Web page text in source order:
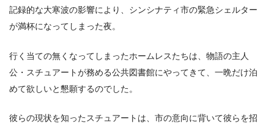
＼＼31日間無料!!お試し解約もOK／／
今すぐ無料でU-NEXTで見る
記録的な大寒波の影響により、シンシナティ市の緊急シェルター
が満杯になってしまった夜。
行く当ての無くなってしまったホームレスたちは、物語の主人
公・スチュアートが務める公共図書館にやってきて、一晩だけ泊
めて欲しいと懇願するのでした。
彼らの現状を知ったスチュアートは、市の意向に背いて彼らを招